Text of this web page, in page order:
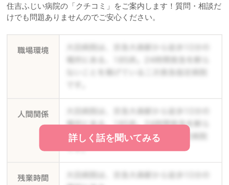
住吉ふじい病院の「クチコミ」をご案内します！質問・相談だ
けでも問題ありませんのでご安心ください。
詳しく話を聞いてみる